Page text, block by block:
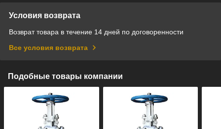
Условия возврата
Возврат товара в течение 14 дней по договоренности
Все условия возврата
Подобные товары компании